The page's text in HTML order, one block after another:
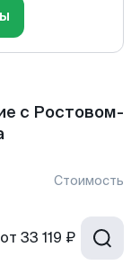
с Ростовом-
Стоимость
от 33 119 ₽